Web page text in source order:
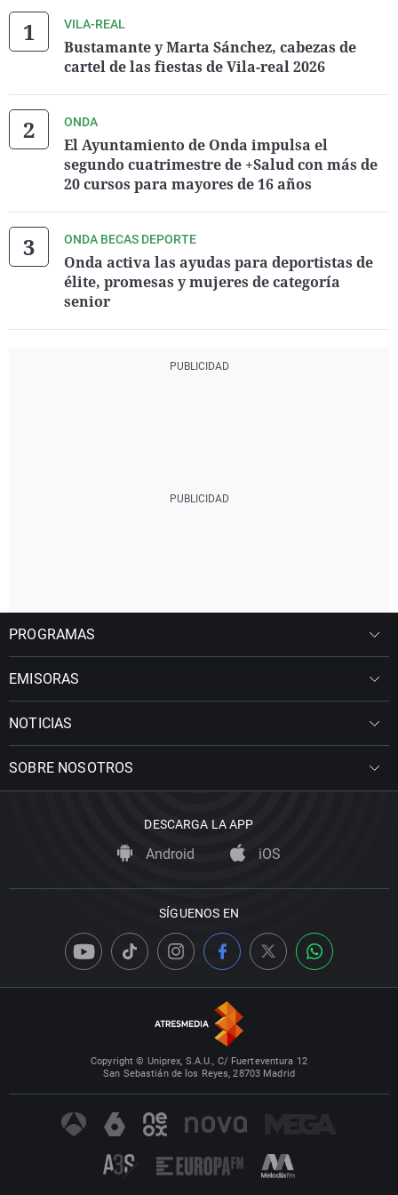
VILA-REAL
Bustamante y Marta Sánchez, cabezas de
cartel de las fiestas de Vila-real 2026
ONDA
El Ayuntamiento de Onda impulsa el
segundo cuatrimestre de +Salud con más de
20 cursos para mayores de 16 años
ONDA BECAS DEPORTE
Onda activa las ayudas para deportistas de
élite, promesas y mujeres de categoría
senior
PROGRAMAS
EMISORAS
NOTICIAS
SOBRE NOSOTROS
DESCARGA LA APP
Android iOS
SÍGUENOS EN
Copyright © Uniprex, S.A.U., C/ Fuerteventura 12
San Sebastián de los Reyes, 28703 Madrid